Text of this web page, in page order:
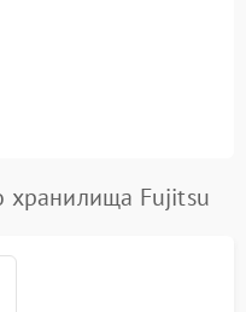
хранилища Fujitsu